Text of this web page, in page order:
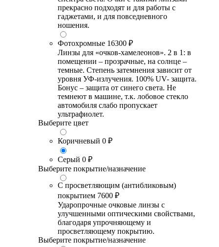
прекрасно подходят и для работы с
гаджетами, и для повседневного
ношения.
Фотохромные 16300 ₽
Линзы для «очков-хамелеонов». 2 в 1: в
помещении – прозрачные, на солнце –
темные. Степень затемнения зависит от
уровня УФ-излучения. 100% UV- защита.
Бонус – защита от синего света. Не
темнеют в машине, т.к. лобовое стекло
автомобиля слабо пропускает
ультрафиолет.
Выберите цвет
Коричневый 0 ₽
Серый 0 ₽
Выберите покрытие/назначение
С просветляющим (антибликовым)
покрытием 7600 ₽
Ударопрочные очковые линзы с
улучшенными оптическими свойствами,
благодаря упрочняющему и
просветляющему покрытию.
Выберите покрытие/назначение